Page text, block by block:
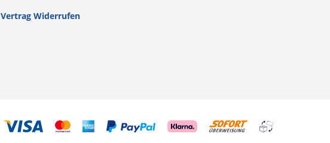
Vertrag Widerrufen